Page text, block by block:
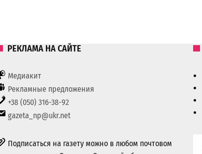
РЕКЛАМА НА САЙТЕ
Медиакит
Рекламные предложения
+38 (050) 316-38-92
gazeta_np@ukr.net
Подписаться на газету можно в любом почтовом